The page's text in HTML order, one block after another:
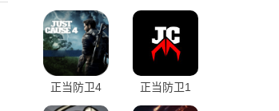
正当防卫4
4.0.0 安卓版
正当防卫1
0.9.82 安卓版